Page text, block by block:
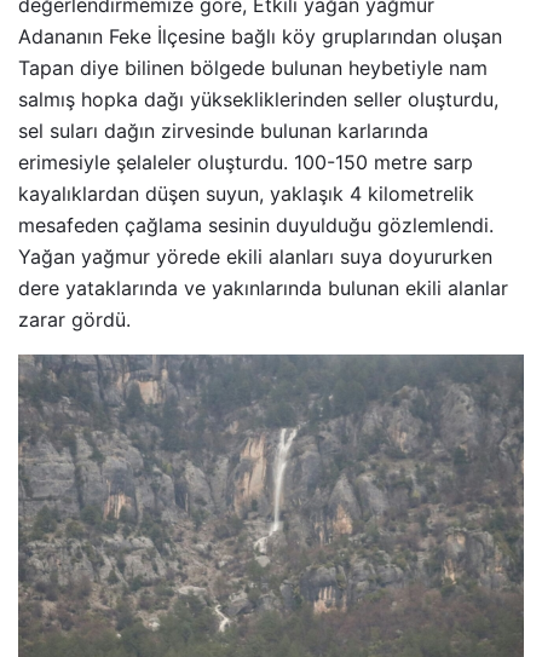
değerlendirmemize göre, Etkili yağan yağmur
Adananın Feke İlçesine bağlı köy gruplarından oluşan
Tapan diye bilinen bölgede bulunan heybetiyle nam
salmış hopka dağı yüksekliklerinden seller oluşturdu,
sel suları dağın zirvesinde bulunan karlarında
erimesiyle şelaleler oluşturdu. 100-150 metre sarp
kayalıklardan düşen suyun, yaklaşık 4 kilometrelik
mesafeden çağlama sesinin duyulduğu gözlemlendi.
Yağan yağmur yörede ekili alanları suya doyururken
dere yataklarında ve yakınlarında bulunan ekili alanlar
zarar gördü.